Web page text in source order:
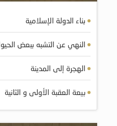
بناء الدولة الإسلامية
النهي عن التشبه ببعض
الهجرة إلى المدينة
بيعة العقبة الأولى و الثانية